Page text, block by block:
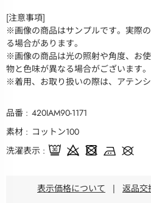
[注意事項]
※画像の商品はサンプルです。実際
る場合があります。
※画像の商品は光の照射や角度、お
物と色味が異なる場合がございます。
※着用、お取り扱いの際は、アテン
品番
420IAM90-1171
素材
コットン100
洗濯表示
表示価格について | 返品交